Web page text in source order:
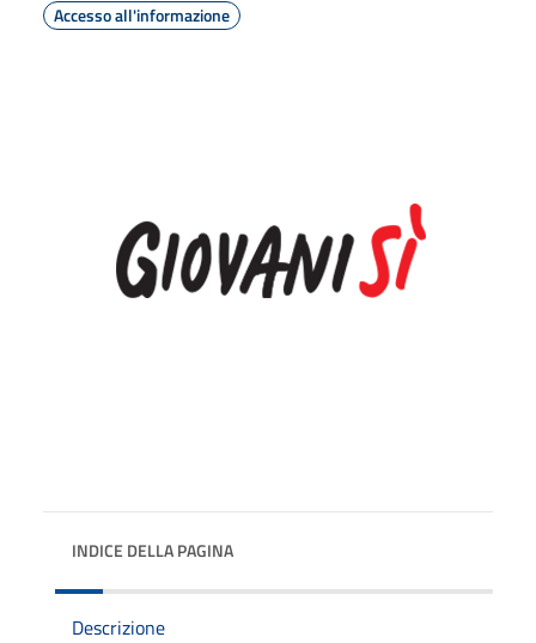
Accesso all'informazione
INDICE DELLA PAGINA
Descrizione